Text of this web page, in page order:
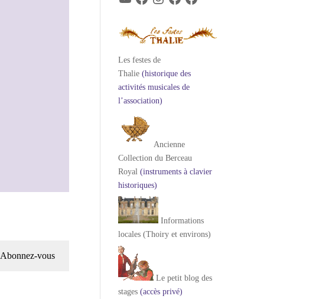
Abonnez-vous
Les festes de
Thalie(historique des
activités musicales de
l’association)
Ancienne
Collection du Berceau
Royal (instruments à clavier
historiques)
Informations
locales (Thoiry et environs)
Le petit blog des
stages(accès privé)